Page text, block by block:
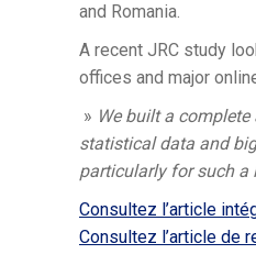
and Romania.
A recent JRC study
offices and major
» We built a
statistical data and
particularly for such a
Consultez l’article
Consultez l’article de